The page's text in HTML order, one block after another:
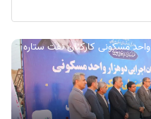
گزارش تصویری/ آیین کلنگ زنی ۲۰۰۰ واحد مسکونی کارکنان نفت ستاره